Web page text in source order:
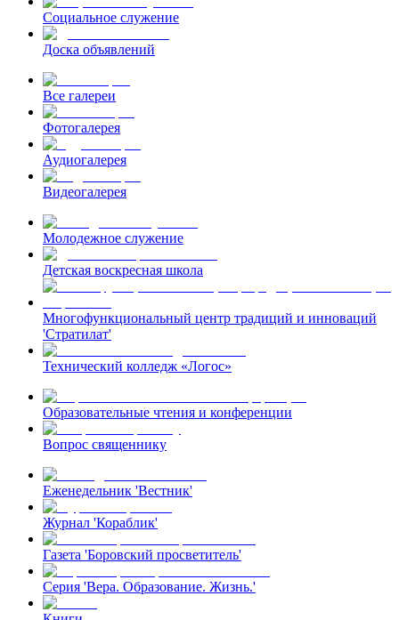
Социальное служение
Доска объявлений
Все галереи
Фотогалерея
Аудиогалерея
Видеогалерея
Молодежное служение
Детская воскресная школа
Многофункциональный центр традиций и инноваций
'Стратилат'
Технический колледж «Логос»
Образовательные чтения и конференции
Вопрос священнику
Еженедельник 'Вестник'
Журнал 'Кораблик'
Газета 'Боровский просветитель'
Серия 'Вера. Образование. Жизнь.'